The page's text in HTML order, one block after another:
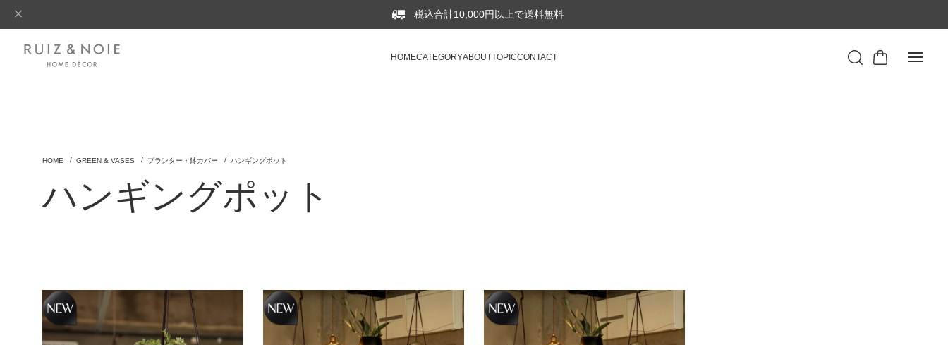
税込合計10,000円以上で送料無料
HOMECATEGORYABOUTTOPICCONTACT
GREEN & VASES プランター・鉢カバー ハンギングポット
ハンギングポット